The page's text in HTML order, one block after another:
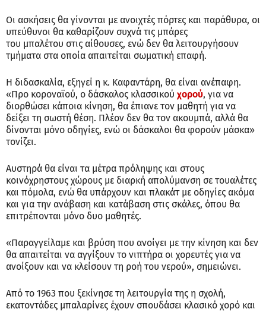
Οι ασκήσεις θα γίνονται με ανοιχτές πόρτες και παράθυρα, οι
υπεύθυνοι θα καθαρίζουν συχνά τις μπάρες
του μπαλέτου στις αίθουσες, ενώ δεν θα λειτουργήσουν
τμήματα στα οποία απαιτείται σωματική επαφή.
Η διδασκαλία, εξηγεί η κ. Καφαντάρη, θα είναι ανέπαφη.
«Προ κοροναϊού, ο δάσκαλος κλασσικού χορού, για να
διορθώσει κάποια κίνηση, θα έπιανε τον μαθητή για να
δείξει τη σωστή θέση. Πλέον δεν θα τον ακουμπά, αλλά θα
δίνονται μόνο οδηγίες, ενώ οι δάσκαλοι θα φορούν μάσκα»
τονίζει.
Αυστηρά θα είναι τα μέτρα πρόληψης και στους
κοινόχρηστους χώρους με διαρκή απολύμανση σε τουαλέτες
και πόμολα, ενώ θα υπάρχουν και πλακάτ με οδηγίες ακόμα
και για την ανάβαση και κατάβαση στις σκάλες, όπου θα
επιτρέπονται μόνο δυο μαθητές.
«Παραγγείλαμε και βρύση που ανοίγει με την κίνηση και δεν
θα απαιτείται να αγγίξουν το νιπτήρα οι χορευτές για να
ανοίξουν και να κλείσουν τη ροή του νερού», σημειώνει.
Από το 1963 που ξεκίνησε τη λειτουργία της η σχολή,
εκατοντάδες μπαλαρίνες έχουν σπουδάσει κλασικό χορό και